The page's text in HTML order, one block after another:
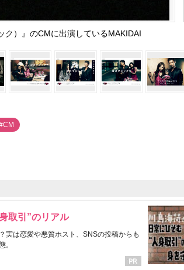
ク）』のCMに出演しているMAKIDAI
取引”のリアル
実は恋愛や悪質ホスト、SNSの投稿からも
。